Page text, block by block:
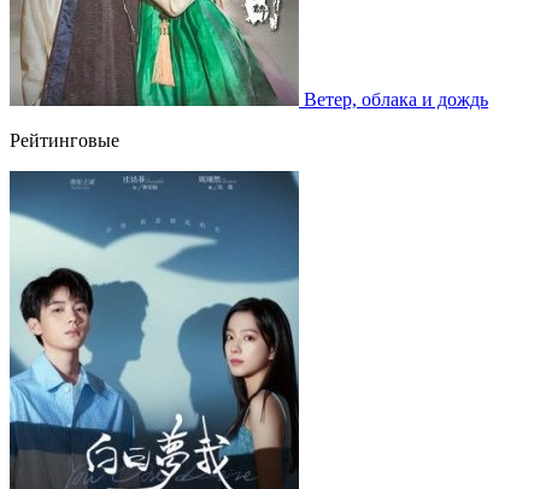
Ветер, облака и дождь
Рейтинговые